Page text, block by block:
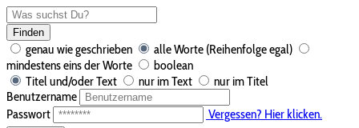
Finden
genau wie geschrieben
alle Worte (Reihenfolge egal)
mindestens eins der Worte
boolean
Titel und/oder Text
nur im Text
nur im Titel
Benutzername
Passwort
Vergessen? Hier klicken.